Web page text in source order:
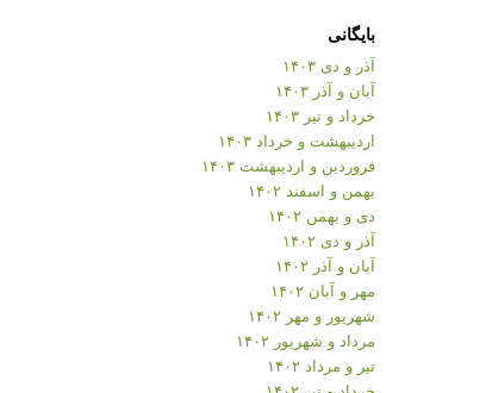
بایگانی
آذر و دی ۱۴۰۳
آبان و آذر ۱۴۰۳
خرداد و تیر ۱۴۰۳
اردیبهشت و خرداد ۱۴۰۳
فروردین و اردیبهشت ۱۴۰۳
بهمن و اسفند ۱۴۰۲
دی و بهمن ۱۴۰۲
آذر و دی ۱۴۰۲
آبان و آذر ۱۴۰۲
مهر و آبان ۱۴۰۲
شهریور و مهر ۱۴۰۲
مرداد و شهریور ۱۴۰۲
تیر و مرداد ۱۴۰۲